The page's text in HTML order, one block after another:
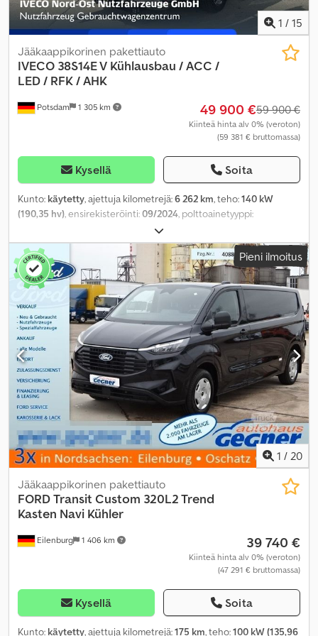
1 / 15
Potsdam 1 305 km
Jääkaappikorinen pakettiauto
IVECO 38S14E V Kühlausbau / ACC /
LED / RFK / AHK
49 900 €59 900 €
Kiinteä hinta alv 0% (veroton)
(59 381 € bruttomassa)
Kysellä Soita
Kunto: käytetty, ajettuja kilometrejä:6 262 km, teho:140 kW
(190,35 hv), ensirekisteröinti:09/2024, polttoainetyyppi:
, maksimi kuormauspaino:
kokonaispaino:3 800 kg, akselikokoonpano:4x2, akseliväli:3 520
mm, energiatehokkuus:A, väri: valkoinen, vaihteistotyyppi:
automaattinen, jousitus:teräs , istuimien määrä: 3
, kuormatilan
tilavuus:
8 m³, kuormatilan pituus:3 300 mm, lastitilan leveys:1 600
mm, kuormatilan korkeus: 1 700 mm , Varusteet:
ABS, ilmastointi,
luistonesto, perävaunukytkin, pysäköintilämmitin,
vakionopeudensäädin,
Pieni ilmoitus
1 / 20
Eilenburg 1 406 km
Jääkaappikorinen pakettiauto
FORDTransit Custom 320L2 Trend
Kasten Navi Kühler
39 740 €
Kiinteä hinta alv 0% (veroton)
(47 291 € bruttomassa)
Kysellä Soita
Kunto: käytetty, ajettuja kilometrejä:175 km, teho:100 kW (135,96